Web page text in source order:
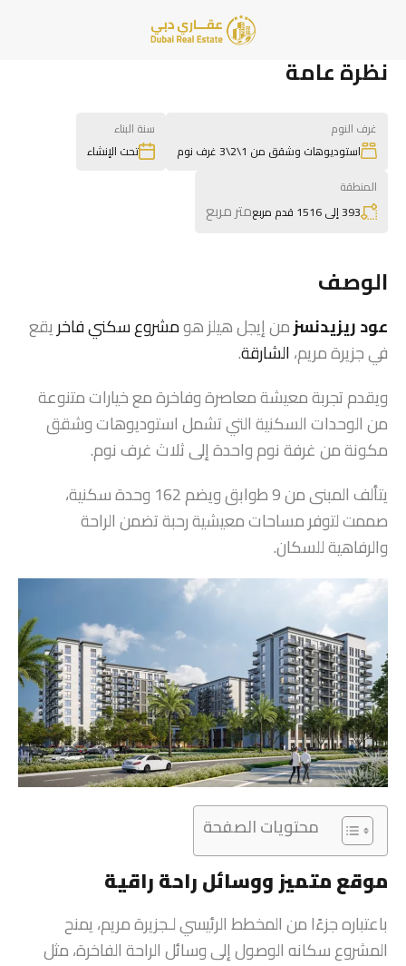
نظرة عامة
غرف النوم
استوديوهات وشقق من 1\2\3 غرف نوم
سنة البناء
تحت الإنشاء
المنطقة
393 إلى 1516 قدم مربع
متر مربع
الوصف
عود ريزيدنسزمن إيجل هيلز هومشروع سكني فاخريقع
في جزيرة مريم،الشارقة.
ويقدم تجربة معيشة معاصرة وفاخرة مع خيارات متنوعة
من الوحدات السكنية التي تشمل استوديوهات وشقق
مكونة من غرفة نوم واحدة إلى ثلاث غرف نوم.
يتألف المبنى من 9 طوابق ويضم 162 وحدة سكنية،
صممت لتوفر مساحات معيشية رحبة تضمن الراحة
والرفاهية للسكان.
محتويات الصفحة
موقع متميز ووسائل راحة راقية
باعتباره جزءًا من المخطط الرئيسي لـجزيرة مريم، يمنح
المشروع سكانه الوصول إلى وسائل الراحة الفاخرة، مثل